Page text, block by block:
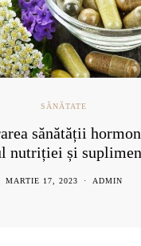
SĂNĂTATE
sănătății
nutriției și
MARTIE 17, 2023 ADMIN